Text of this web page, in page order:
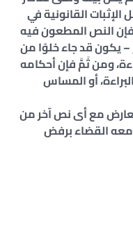
القانونية في
فإن النص المطعون فيه
– يكون قد جاء خلوًا من
ومن ثَمَّ فإن أحكامه
أو المساس
مع أى نص آخر من
معه القضاء برفض